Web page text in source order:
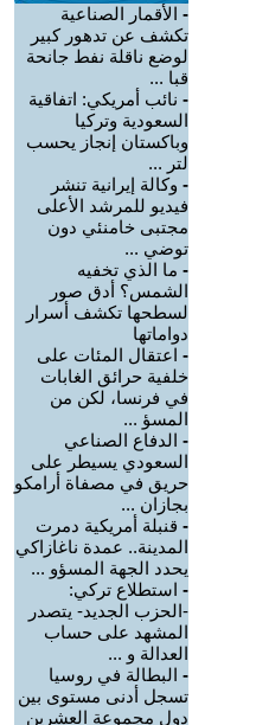
- الأقمار الصناعية
تكشف عن تدهور كبير
لوضع ناقلة نفط جانحة
قبا ...
- نائب أمريكي: اتفاقية
السعودية وتركيا
وباكستان إنجاز يحسب
لتر ...
- وكالة إيرانية تنشر
فيديو للمرشد الأعلى
مجتبى خامنئي دون
توضي ...
- ما الذي تخفيه
الشمس؟ أدق صور
لسطحها تكشف أسرار
دواماتها
- اعتقال المئات على
خلفية حرائق الغابات
في فرنسا، لكن من
المسؤ ...
- الدفاع الصناعي
السعودي يسيطر على
حريق في مصفاة أرامكو
بجازان ...
- قنبلة أمريكية دمرت
المدينة.. عمدة ناغازاكي
يحدد الجهة المسؤو ...
- استطلاع تركي:
-الحزب الجديد- يتصدر
المشهد على حساب
العدالة و ...
- البطالة في روسيا
تسجل أدنى مستوى بين
دول مجموعة العشرين